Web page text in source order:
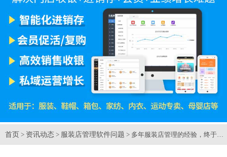
首页 > 资讯动态 > 服装店管理软件问题 > 多年服装店管理的经验，终于知